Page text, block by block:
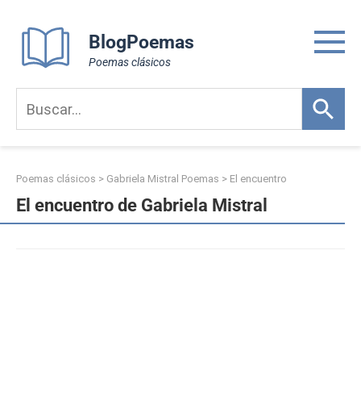
content
BlogPoemas
Poemas clásicos
Poemas clásicos > Gabriela Mistral Poemas > El encuentro
El encuentro de Gabriela Mistral